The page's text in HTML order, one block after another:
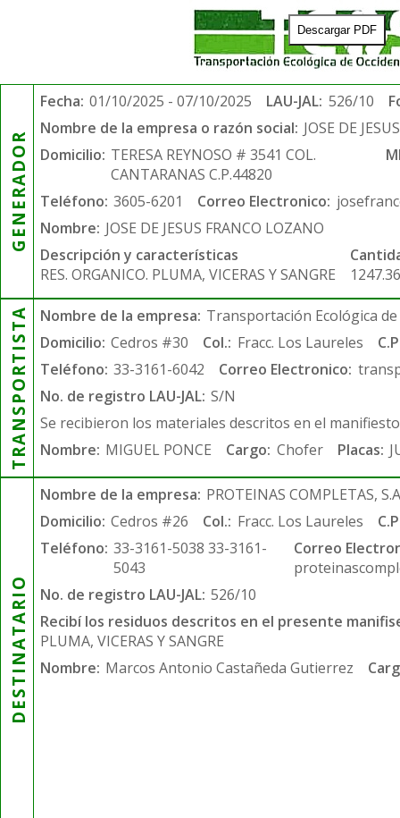
Descargar PDF
GENERADOR
Fecha: 01/10/2025 - 07/10/2025 LAU-JAL: 526/10
Nombre de la empresa o razón social: JOSE DE
Domicilio: TERESA REYNOSO # 3541 COL.
CANTARANAS C.P.44820
Teléfono: 3605-6201 Correo Electronico:
Nombre: JOSE DE JESUS FRANCO LOZANO
Descripción y características
RES. ORGANICO. PLUMA, VICERAS Y SANGRE
1247.36
TRANSPORTISTA Nombre de la empresa: Transportación Ecológica de
Domicilio: Cedros #30 Col.: Fracc. Los Laureles
Teléfono: 33-3161-6042 Correo Electronico:
No. de registro LAU-JAL: S/N
Se recibieron los materiales descritos en el
Nombre: MIGUEL PONCE Cargo: Chofer Placas:
DESTINATARIO
Nombre de la empresa: PROTEINAS COMPLETAS,
Domicilio: Cedros #26 Col.: Fracc. Los Laureles
Teléfono: 33-3161-5038 33-3161-
5043
Correo
No. de registro LAU-JAL: 526/10
Recibí los residuos descritos en el presente
PLUMA, VICERAS Y SANGRE
Nombre: Marcos Antonio Castañeda Gutierrez